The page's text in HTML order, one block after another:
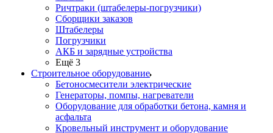
Ричтраки (штабелеры-погрузчики)
Сборщики заказов
Штабелеры
Погрузчики
АКБ и зарядные устройства
Ещё 3
Строительное оборудование
Бетоносмесители электрические
Генераторы, помпы, нагреватели
Оборудование для обработки бетона, камня и
асфальта
Кровельный инструмент и оборудование